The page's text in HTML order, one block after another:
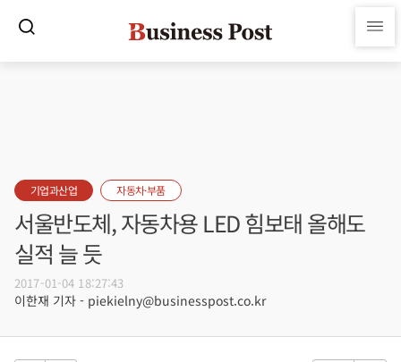
기업과산업 자동차·부품
서울반도체, 자동차용 LED 힘보태 올해도
실적 늘 듯
2017-01-04 18:27:43
이한재 기자 - piekielny@businesspost.co.kr